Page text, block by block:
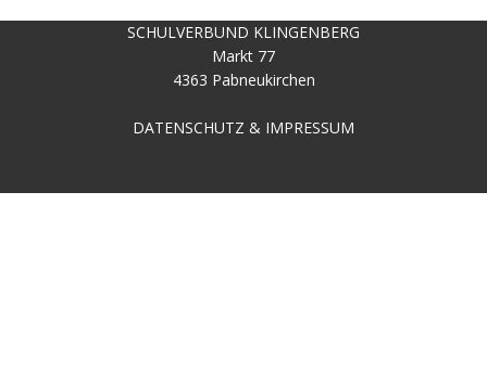
SCHULVERBUND KLINGENBERG
Markt 77
4363 Pabneukirchen
DATENSCHUTZ & IMPRESSUM